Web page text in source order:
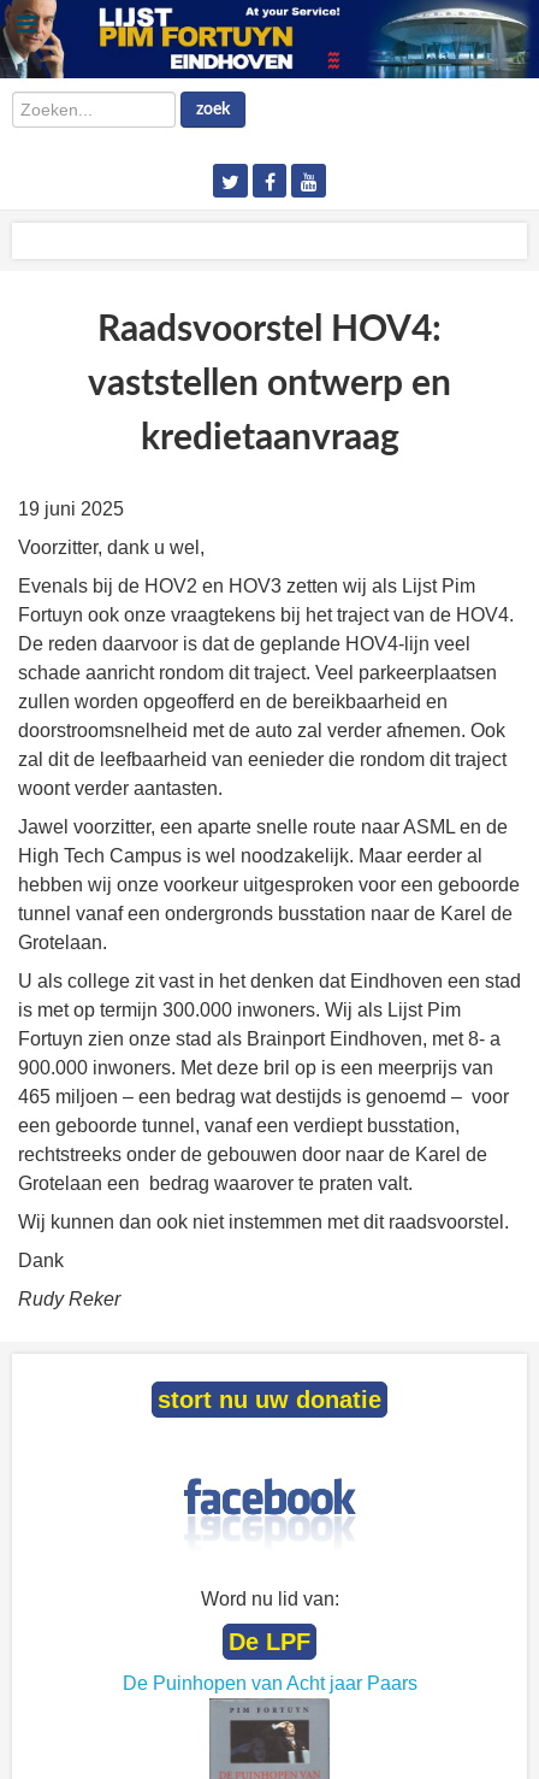
Zoeken... zoek
Raadsvoorstel HOV4:
vaststellen ontwerp en
kredietaanvraag
19 juni 2025
Voorzitter, dank u wel,
Evenals bij de HOV2 en HOV3 zetten wij als Lijst Pim
Fortuyn ook onze vraagtekens bij het traject van de HOV4.
De reden daarvoor is dat de geplande HOV4-lijn veel
schade aanricht rondom dit traject. Veel parkeerplaatsen
zullen worden opgeofferd en de bereikbaarheid en
doorstroomsnelheid met de auto zal verder afnemen. Ook
zal dit de leefbaarheid van eenieder die rondom dit traject
woont verder aantasten.
Jawel voorzitter, een aparte snelle route naar ASML en de
High Tech Campus is wel noodzakelijk. Maar eerder al
hebben wij onze voorkeur uitgesproken voor een geboorde
tunnel vanaf een ondergronds busstation naar de Karel de
Grotelaan.
U als college zit vast in het denken dat Eindhoven een stad
is met op termijn 300.000 inwoners. Wij als Lijst Pim
Fortuyn zien onze stad als Brainport Eindhoven, met 8- a
900.000 inwoners. Met deze bril op is een meerprijs van
465 miljoen – een bedrag wat destijds is genoemd – voor
een geboorde tunnel, vanaf een verdiept busstation,
rechtstreeks onder de gebouwen door naar de Karel de
Grotelaan een bedrag waarover te praten valt.
Wij kunnen dan ook niet instemmen met dit raadsvoorstel.
Dank
Rudy Reker
stort nu uw donatie
Word nu lid van:
De LPF
De Puinhopen van Acht jaar Paars